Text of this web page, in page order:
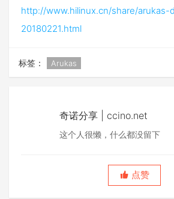
http://www.hilinux.cn/share/arukas-
20180221.html
标签： Arukas
奇诺分享 | ccino.net
这个人很懒，什么都没留下
点赞